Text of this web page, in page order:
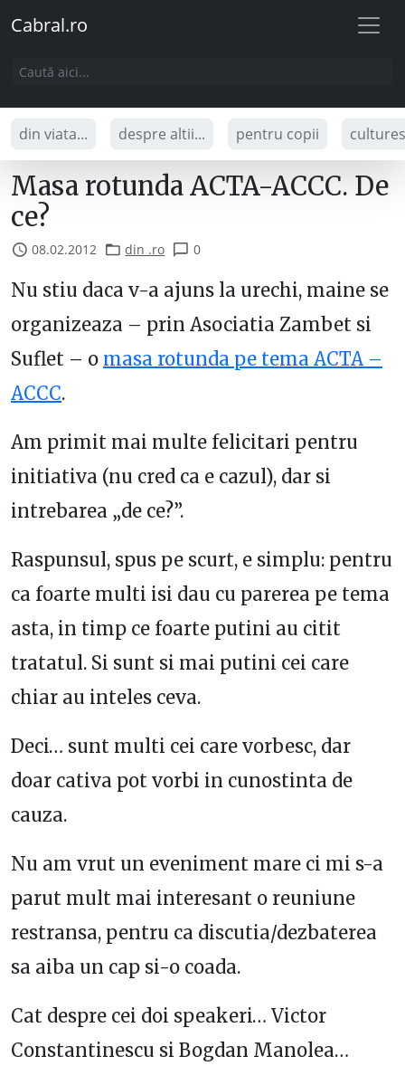
Cabral.ro
din viata... despre altii... pentru copii
Masa rotunda ACTA-ACCC. De
ce?
08.02.2012 din .ro 0
Nu stiu daca v-a ajuns la urechi, maine se
organizeaza – prin Asociatia Zambet si
Suflet – o masa rotunda pe tema ACTA –
ACCC.
Am primit mai multe felicitari pentru
initiativa (nu cred ca e cazul), dar si
intrebarea „de ce?”.
Raspunsul, spus pe scurt, e simplu: pentru
ca foarte multi isi dau cu parerea pe tema
asta, in timp ce foarte putini au citit
tratatul. Si sunt si mai putini cei care
chiar au inteles ceva.
Deci… sunt multi cei care vorbesc, dar
doar cativa pot vorbi in cunostinta de
cauza.
Nu am vrut un eveniment mare ci mi s-a
parut mult mai interesant o reuniune
restransa, pentru ca discutia/dezbaterea
sa aiba un cap si-o coada.
Cat despre cei doi speakeri… Victor
Constantinescu si Bogdan Manolea…